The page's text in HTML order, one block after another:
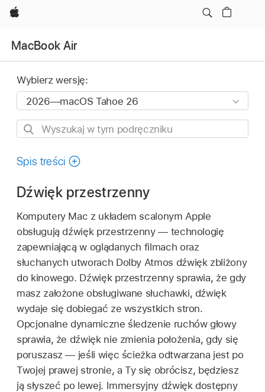
Apple
MacBook Air
Wybierz wersję:
Wyszukaj
tym
Spis treści
Dźwięk przestrzenny
Komputery Mac z układem scalonym Apple
obsługują dźwięk przestrzenny — technologię
zapewniającą w oglądanych filmach oraz
słuchanych utworach Dolby Atmos dźwięk zbliżony
do kinowego. Dźwięk przestrzenny sprawia, że gdy
masz założone obsługiwane słuchawki, dźwięk
wydaje się dobiegać ze wszystkich stron.
Opcjonalne dynamiczne śledzenie ruchów głowy
sprawia, że dźwięk nie zmienia położenia, gdy się
poruszasz — jeśli więc ścieżka odtwarzana jest po
Twojej prawej stronie, a Ty się obrócisz, będziesz
ją słyszeć po lewej. Immersyjny dźwięk dostępny